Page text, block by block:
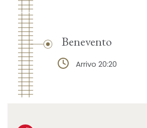
Benevento
Arrivo 20:20